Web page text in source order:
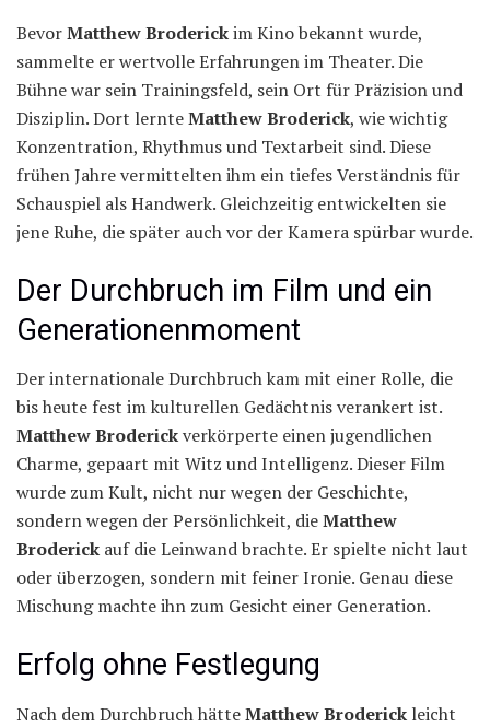
BevorMatthew Broderickim Kino bekannt wurde,
sammelte er wertvolle Erfahrungen im Theater. Die
Bühne war sein Trainingsfeld, sein Ort für Präzision und
Disziplin. Dort lernteMatthew Broderick, wie wichtig
Konzentration, Rhythmus und Textarbeit sind. Diese
frühen Jahre vermittelten ihm ein tiefes Verständnis für
Schauspiel als Handwerk. Gleichzeitig entwickelten sie
jene Ruhe, die später auch vor der Kamera spürbar wurde.
Der Durchbruch im Film und ein
Generationenmoment
Der internationale Durchbruch kam mit einer Rolle, die
bis heute fest im kulturellen Gedächtnis verankert ist.
Matthew Broderickverkörperte einen jugendlichen
Charme, gepaart mit Witz und Intelligenz. Dieser Film
wurde zum Kult, nicht nur wegen der Geschichte,
sondern wegen der Persönlichkeit, dieMatthew
Broderick auf die Leinwand brachte. Er spielte nicht laut
oder überzogen, sondern mit feiner Ironie. Genau diese
Mischung machte ihn zum Gesicht einer Generation.
Erfolg ohne Festlegung
Nach dem Durchbruch hätteMatthew Broderick leicht